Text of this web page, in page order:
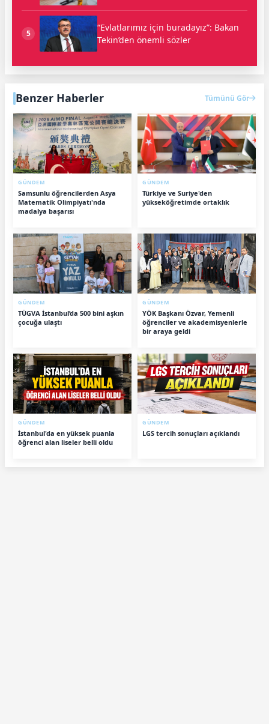
5
“Evlatlarımız için buradayız”: Bakan
Tekin’den önemli sözler
Benzer Haberler Tümünü Gör
GÜNDEM
Samsunlu öğrencilerden Asya
Matematik Olimpiyatı'nda
madalya başarısı
GÜNDEM
Türkiye ve Suriye'den
yükseköğretimde ortaklık
GÜNDEM
TÜGVA İstanbul’da 500 bini aşkın
çocuğa ulaştı
GÜNDEM
YÖK Başkanı Özvar, Yemenli
öğrenciler ve akademisyenlerle
bir araya geldi
GÜNDEM
İstanbul'da en yüksek puanla
öğrenci alan liseler belli oldu
GÜNDEM
LGS tercih sonuçları açıklandı